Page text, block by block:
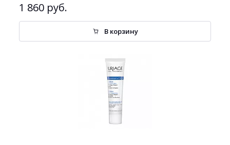
1 860 руб.
В корзину